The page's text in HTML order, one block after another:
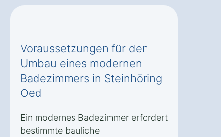
Voraussetzungen für den
Umbau eines modernen
Badezimmers in Steinhöring
Oed
Ein modernes Badezimmer erfordert
bestimmte bauliche